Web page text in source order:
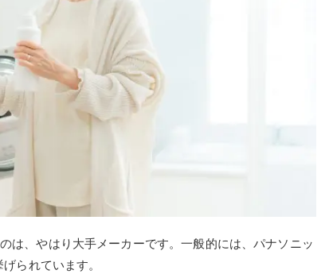
は、やはり大手メーカーです。一般的には、パナソニッ
られています。